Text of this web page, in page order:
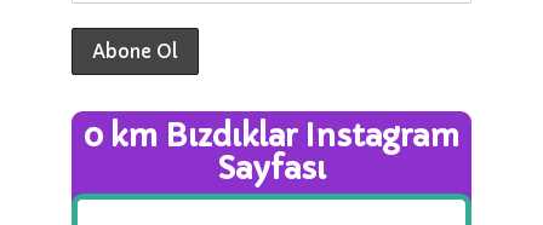
0 km Bızdıklar Instagram
Sayfası